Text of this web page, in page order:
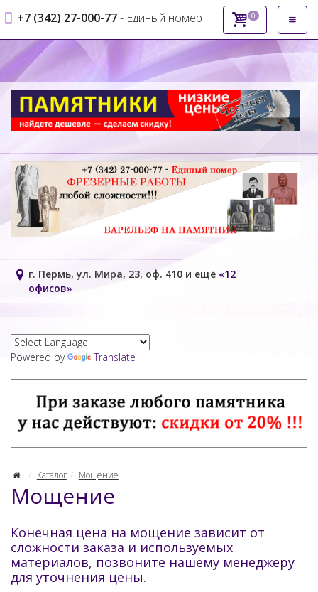
type="text/javascript">\x3C/script>');
+7 (342) 27-000-77- Единый номер 0
г. Пермь, ул. Мира, 23, оф. 410 и ещё «12
офисов»
Powered by Translate
Каталог Мощение
Мощение
Конечная цена на мощение зависит от
сложности заказа и используемых
материалов, позвоните нашему менеджеру
для уточнения цены.